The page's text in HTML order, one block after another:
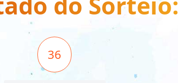
36